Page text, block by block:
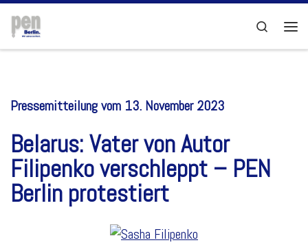
Zum Inhalt springen
Search
Pressemitteilung vom 13. November 2023
Belarus: Vater von Autor
Filipenko verschleppt – PEN
Berlin protestiert